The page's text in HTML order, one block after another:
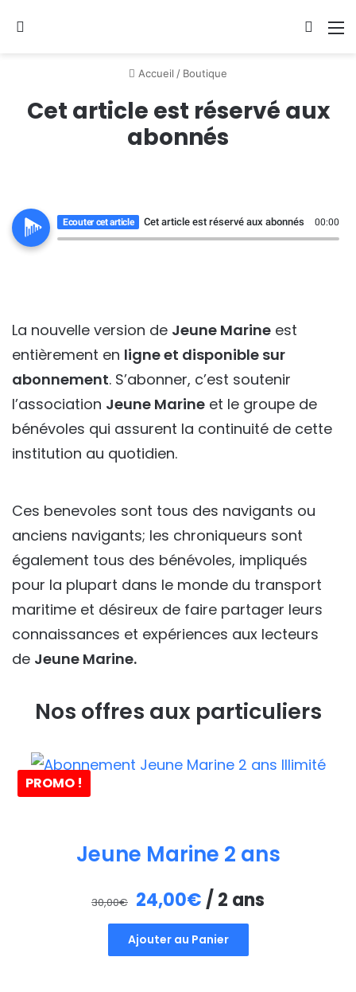
Accueil / Boutique
Cet article est réservé aux
abonnés
Ecouter cet article Cet article est réservé aux abonnés 00:00
La nouvelle version de Jeune Marine est
entièrement en ligne et disponible sur
abonnement. S’abonner, c’est soutenir
l’association Jeune Marine et le groupe de
bénévoles qui assurent la continuité de cette
institution au quotidien.
Ces benevoles sont tous des navigants ou
anciens navigants; les chroniqueurs sont
également tous des bénévoles, impliqués
pour la plupart dans le monde du transport
maritime et désireux de faire partager leurs
connaissances et expériences aux lecteurs
de Jeune Marine.
Nos offres aux particuliers
PROMO !
Jeune Marine 2 ans
30,00€ Le
prix
initial
24,00€ Le
prix
actuel
/ 2 ans
Ajouter au Panier